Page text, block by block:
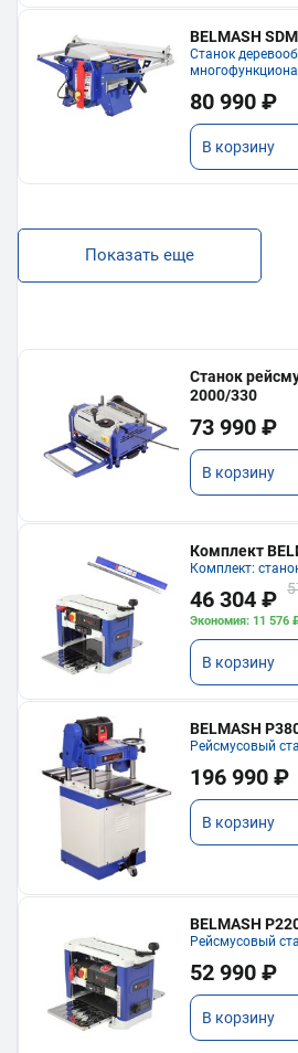
BELMASH
Станок
80 990 ₽
В корзину
Показать еще
Станок
2000/330
73 990 ₽
В корзину
Комплект
Комплект:
46 304 ₽
Экономия: 11 576
В корзину
BELMASH
Рейсмусовый
196 990 ₽
В корзину
BELMASH
Рейсмусовый
52 990 ₽
В корзину